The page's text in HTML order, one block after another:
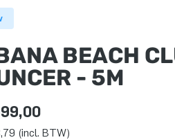
BEACH
- 5M
(incl. BTW)